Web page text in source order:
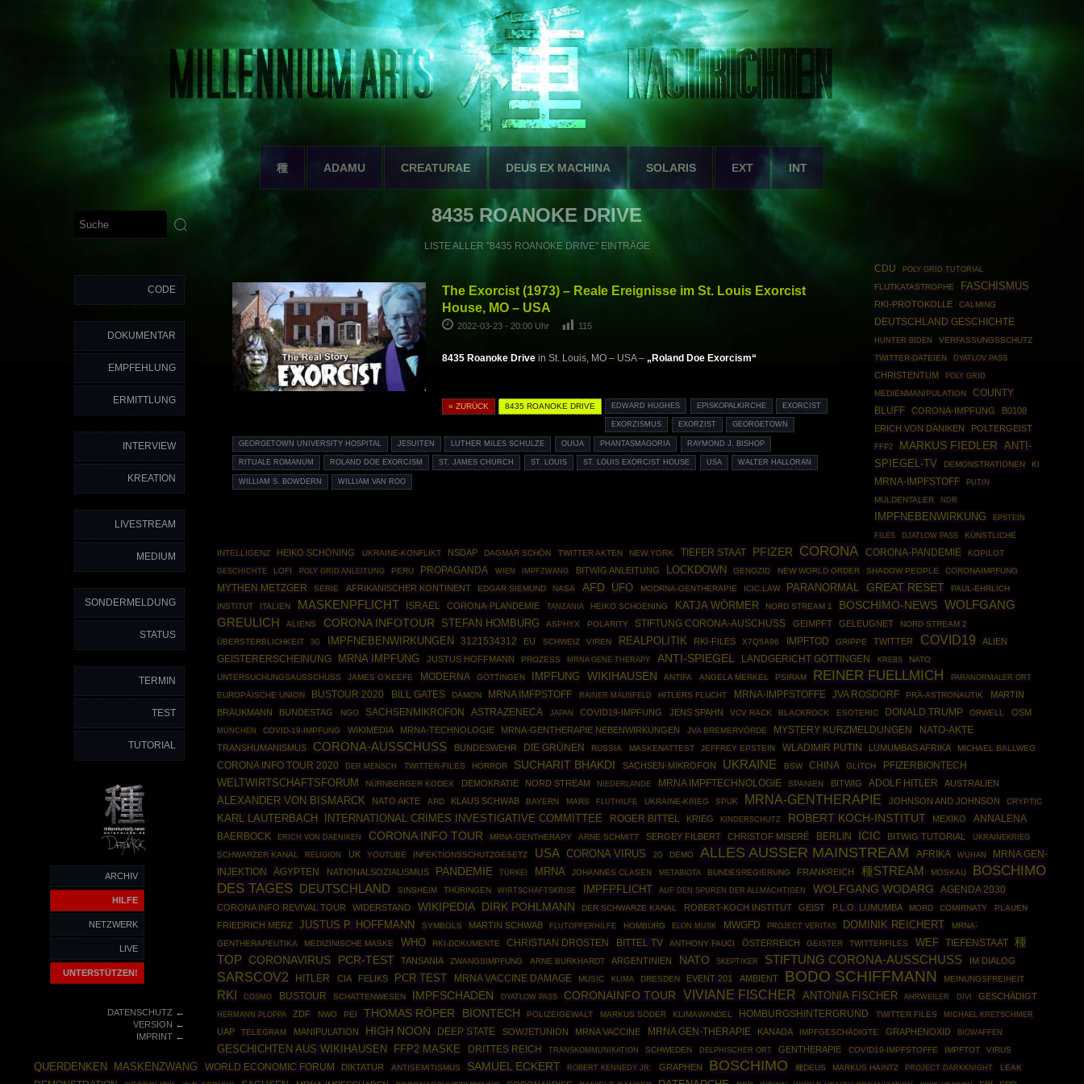
種 ADAMU CREATURAE DEUS EX MACHINA SOLARIS EXT INT
CODE
DOKUMENTAR
EMPFEHLUNG
ERMITTLUNG
INTERVIEW
KREATION
LIVESTREAM
MEDIUM
SONDERMELDUNG
STATUS
TERMIN
TEST
TUTORIAL
ARCHIV
HILFE
NETZWERK
LIVE
UNTERSTÜTZEN!
DATENSCHUTZ←
VERSION ←
IMPRINT←
8435 ROANOKE DRIVE
LISTE ALLER "8435 ROANOKE DRIVE" EINTRÄGE
The Exorcist (1973) – Reale Ereignisse im St. Louis Exorcist
House, MO – USA
2022-03-23 - 20:00 Uhr 115
8435 Roanoke Drivein St. Louis, MO – USA – „Roland Doe Exorcism“
« ZURÜCK 8435 ROANOKE DRIVE EDWARD HUGHES EPISKOPALKIRCHE EXORCIST
EXORZISMUS EXORZIST GEORGETOWN
GEORGETOWN UNIVERSITY HOSPITAL JESUITEN LUTHER MILES SCHULZE OUIJA PHANTASMAGORIA RAYMOND J. BISHOP
RITUALE ROMANUM ROLAND DOE EXORCISM ST. JAMES CHURCH ST. LOUIS ST. LOUIS EXORCIST HOUSE USA WALTER HALLORAN
WILLIAM S. BOWDERN WILLIAM VAN ROO
CDU
POLY GRID TUTORIAL
FLUTKATASTROPHE
FASCHISMUS
RKI-PROTOKOLLE CALMING
DEUTSCHLAND GESCHICHTE
HUNTER BIDEN
VERFASSUNGSSCHUTZ
TWITTER-DATEIEN
DYATLOV PASS
CHRISTENTUM
POLY GRID
MEDIENMANIPULATION
COUNTY
BLUFF
CORONA-IMPFUNG
B0108
ERICH VON DÄNIKEN
POLTERGEIST
FFP2 MARKUS FIEDLER
ANTI-
SPIEGEL-TV
DEMONSTRATIONEN KI
MRNA-IMPFSTOFF
PUTIN
MULDENTALER
NDR
IMPFNEBENWIRKUNG
EPSTEIN
FILES
DJATLOW PASS
KÜNSTLICHE
INTELLIGENZ
HEIKO SCHÖNING UKRAINE-KONFLIKT NSDAP DAGMAR SCHÖN TWITTER AKTEN NEW YORK TIEFER STAAT PFIZER CORONA CORONA-PANDEMIE
KOPILOT
GESCHICHTE
LOFI POLY GRID ANLEITUNG PERU PROPAGANDA WIEN IMPFZWANG BITWIG ANLEITUNG LOCKDOWN GENOZID NEW WORLD ORDER SHADOW PEOPLE CORONAIMPFUNG
MYTHEN METZGER SERIE AFRIKANISCHER KONTINENT EDGAR SIEMUND NASA AFD UFO MODRNA-GENTHERAPIE ICIC.LAW PARANORMAL GREAT RESET
PAUL-EHRLICH
INSTITUT
ITALIEN MASKENPFLICHT ISRAEL CORONA-PLANDEMIE TANZANIA HEIKO SCHOENING KATJA WÖRMER NORD STREAM 1 BOSCHIMO-NEWS WOLFGANG
GREULICH
ALIENS CORONA INFOTOUR STEFAN HOMBURG ASPHYX POLARITY STIFTUNG CORONA-AUSCHUSS GEIMPFT GELEUGNET
NORD STREAM 2
ÜBERSTERBLICHKEIT
3G IMPFNEBENWIRKUNGEN 3121534312 EU SCHWEIZ VIREN REALPOLITIK RKI-FILES X7Q5A96 IMPFTOD GRIPPE TWITTER COVID19
ALIEN
GEISTERERSCHEINUNG
MRNA IMPFUNG JUSTUS HOFFMANN PROZESS MRNA GENE THERAPY ANTI-SPIEGEL LANDGERICHT GÖTTINGEN KREBS
NATO
UNTERSUCHUNGSAUSSCHUSS
JAMES O'KEEFE MODERNA GÖTTINGEN IMPFUNG WIKIHAUSEN ANTIFA ANGELA MERKEL PSIRAM REINER FUELLMICH PARANORMALER ORT
EUROPÄISCHE UNION BUSTOUR 2020 BILL GATES DÄMON MRNA IMFPSTOFF RAINER MAUSFELD HITLERS FLUCHT MRNA-IMPFSTOFFE JVA ROSDORF PRÄ-ASTRONAUTIK
MARTIN
BRAUKMANN
BUNDESTAG NGO SACHSENMIKROFON ASTRAZENECA JAPAN COVID19-IMPFUNG JENS SPAHN VCV RACK BLACKROCK ESOTERIC DONALD TRUMP ORWELL OSM
MÜNCHEN COVID-19-IMPFUNG WIKIMEDIA MRNA-TECHNOLOGIE MRNA-GENTHERAPIE NEBENWIRKUNGEN JVA BREMERVÖRDE MYSTERY KURZMELDUNGEN NATO-AKTE
TRANSHUMANISMUS CORONA-AUSSCHUSS BUNDESWEHR DIE GRÜNEN RUSSIA MASKENATTEST JEFFREY EPSTEIN WLADIMIR PUTIN LUMUMBAS AFRIKA MICHAEL BALLWEG
CORONA INFO TOUR 2020 DER MENSCH TWITTER-FILES HORROR SUCHARIT BHAKDI SACHSEN-MIKROFON UKRAINE BSW CHINA GLITCH
PFIZERBIONTECH
WELTWIRTSCHAFTSFORUM
NÜRNBERGER KODEX DEMOKRATIE NORD STREAM NIEDERLANDE MRNA IMPFTECHNOLOGIE SPANIEN BITWIG ADOLF HITLER AUSTRALIEN
ALEXANDER VON BISMARCK NATO AKTE ARD KLAUS SCHWAB BAYERN MARS FLUTHILFE UKRAINE-KRIEG SPUK MRNA-GENTHERAPIE JOHNSON AND JOHNSON CRYPTIC
KARL LAUTERBACH INTERNATIONAL CRIMES INVESTIGATIVE COMMITTEE ROGER BITTEL KRIEG KINDERSCHUTZ ROBERT KOCH-INSTITUT MEXIKO
ANNALENA
BAERBOCK
ERICH VON DAENIKEN CORONA INFO TOUR MRNA-GENTHERAPY ARNE SCHMITT SERGEY FILBERT CHRISTOF MISERÉ BERLIN ICIC BITWIG TUTORIAL
UKRAINEKRIEG
SCHWARZER KANAL
RELIGION UK YOUTUBE INFEKTIONSSCHUTZGESETZ USA CORONA VIRUS 2G DEMO ALLES AUSSER MAINSTREAM AFRIKA WUHAN
MRNA GEN-
INJEKTION
ÄGYPTEN NATIONALSOZIALISMUS PANDEMIE TÜRKEI MRNA JOHANNES CLASEN METABIOTA BUNDESREGIERUNG FRANKREICH 種STREAM MOSKAU
BOSCHIMO
DES TAGES
DEUTSCHLAND SINSHEIM THÜRINGEN WIRTSCHAFTSKRISE IMPFPFLICHT AUF DEN SPUREN DER ALLMÄCHTIGEN WOLFGANG WODARG AGENDA 2030
CORONA INFO REVIVAL TOUR WIDERSTAND WIKIPEDIA DIRK POHLMANN DER SCHWARZE KANAL ROBERT-KOCH INSTITUT GEIST P.L.O. LUMUMBA MORD COMIRNATY PLAUEN
FRIEDRICH MERZ JUSTUS P. HOFFMANN SYMBOLS MARTIN SCHWAB FLUTOPFERHILFE HOMBURG ELON MUSK MWGFD PROJECT VERITAS DOMINIK REICHERT
MRNA-
GENTHERAPEUTIKA
MEDIZINISCHE MASKE WHO RKI-DOKUMENTE CHRISTIAN DROSTEN BITTEL TV ANTHONY FAUCI ÖSTERREICH GEISTER TWITTERFILES WEF TIEFENSTAAT
種
TOP
CORONAVIRUS PCR-TEST TANSANIA ZWANGSIMPFUNG ARNE BURKHARDT ARGENTINIEN NATO SKEPTIKER STIFTUNG CORONA-AUSSCHUSS IM DIALOG
SARSCOV2 HITLER CIA FELIKS PCR TEST MRNA VACCINE DAMAGE MUSIC KLIMA DRESDEN EVENT 201 AMBIENT BODO SCHIFFMANN MEINUNGSFREIHEIT
RKI COSMO BUSTOUR SCHATTENWESEN IMPFSCHADEN DYATLOW PASS CORONAINFO TOUR VIVIANE FISCHER ANTONIA FISCHER AHRWEILER DIVI GESCHÄDIGT
HERMANN PLOPPA ZDF NWO PEI THOMAS RÖPER BIONTECH POLIZEIGEWALT MARKUS SÖDER KLIMAWANDEL HOMBURGSHINTERGRUND TWITTER FILES MICHAEL KRETSCHMER
UAP TELEGRAM MANIPULATION HIGH NOON DEEP STATE SOWJETUNION MRNA VACCINE MRNA GEN-THERAPIE KANADA IMPFGESCHÄDIGTE GRAPHENOXID BIOWAFFEN
GESCHICHTEN AUS WIKIHAUSEN FFP2 MASKE DRITTES REICH TRANSKOMMUNIKATION SCHWEDEN DELPHISCHER ORT GENTHERAPIE COVID19-IMPFSTOFFE IMPFTOT VIRUS
QUERDENKEN MASKENZWANG WORLD ECONOMIC FORUM DIKTATUR ANTISEMITISMUS SAMUEL ECKERT ROBERT KENNEDY JR. GRAPHEN BOSCHIMO 種DEUS MARKUS HAINTZ PROJECT DARKKNIGHT LEAK